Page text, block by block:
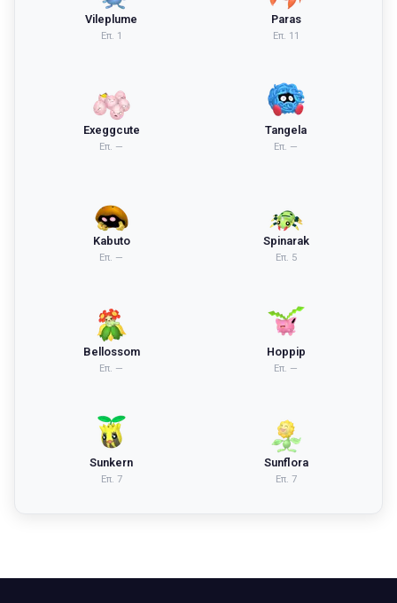
Vileplume
Επ. 1
Paras
Επ. 11
Exeggcute
Επ. —
Tangela
Επ. —
Kabuto
Επ. —
Spinarak
Επ. 5
Bellossom
Επ. —
Hoppip
Επ. —
Sunkern
Επ. 7
Sunflora
Επ. 7